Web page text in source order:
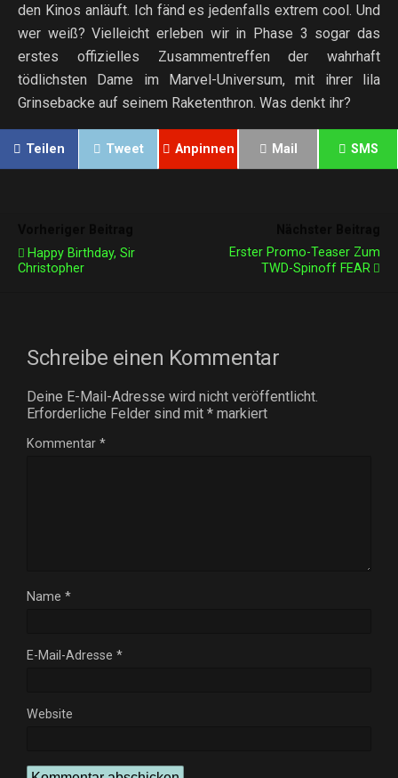
den Kinos anläuft. Ich fänd es jedenfalls extrem cool. Und
wer weiß? Vielleicht erleben wir in Phase 3 sogar das
erstes offizielles Zusammentreffen der wahrhaft
tödlichsten Dame im Marvel-Universum, mit ihrer lila
Grinsebacke auf seinem Raketenthron. Was denkt ihr?
Teilen Tweet Anpinnen Mail SMS
Happy Birthday, Sir
Christopher
Erster Promo-Teaser Zum
TWD-Spinoff FEAR
Schreibe einen Kommentar
Deine E-Mail-Adresse wird nicht veröffentlicht.
Erforderliche Felder sind mit * markiert
Kommentar *
Name *
E-Mail-Adresse *
Website